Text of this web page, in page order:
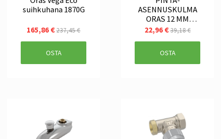
suihkuhana 1870G
165,86 €237,45 €
OSTA
ASENNUSKULMA
ORAS 12 MM
SULUIN 204021Z
22,96 €39,18 €
OSTA